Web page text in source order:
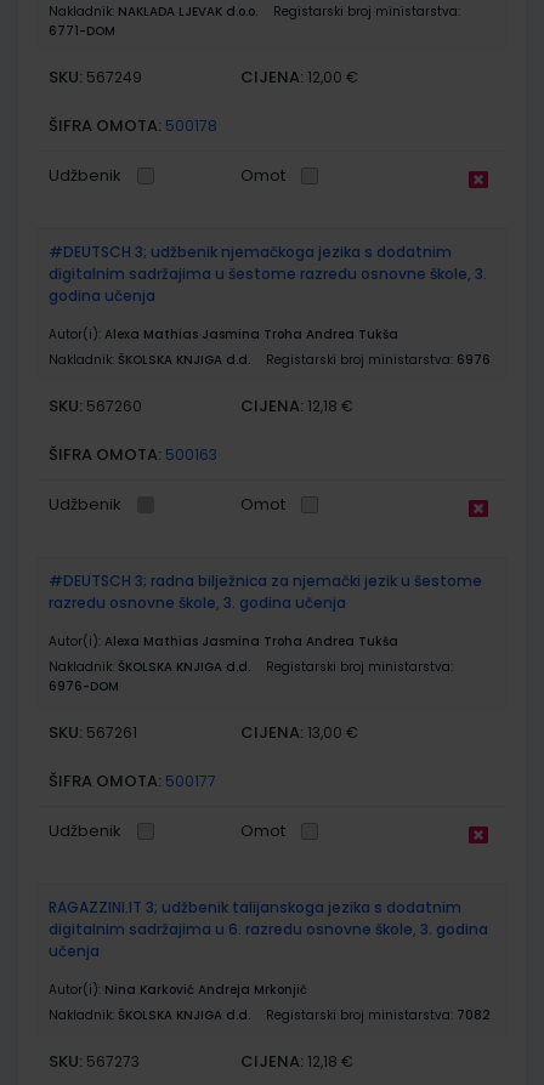
Nakladnik: NAKLADA LJEVAK d.o.o.
Registarski broj ministarstva:
6771-DOM
SKU: 567249 CIJENA: 12,00 €
ŠIFRA OMOTA: 500178
Udžbenik Omot
#DEUTSCH 3; udžbenik njemačkoga jezika s dodatnim
digitalnim sadržajima u šestome razredu osnovne škole, 3.
godina učenja
Autor(i): Alexa Mathias Jasmina Troha Andrea Tukša
Nakladnik: ŠKOLSKA KNJIGA d.d. Registarski broj ministarstva: 6976
SKU: 567260 CIJENA: 12,18 €
ŠIFRA OMOTA: 500163
Udžbenik Omot
#DEUTSCH 3; radna bilježnica za njemački jezik u šestome
razredu osnovne škole, 3. godina učenja
Autor(i): Alexa Mathias Jasmina Troha Andrea Tukša
Nakladnik: ŠKOLSKA KNJIGA d.d.
Registarski broj ministarstva:
6976-DOM
SKU: 567261 CIJENA: 13,00 €
ŠIFRA OMOTA: 500177
Udžbenik Omot
RAGAZZINI.IT 3; udžbenik talijanskoga jezika s dodatnim
digitalnim sadržajima u 6. razredu osnovne škole, 3. godina
učenja
Autor(i): Nina Karković Andreja Mrkonjić
Nakladnik: ŠKOLSKA KNJIGA d.d. Registarski broj ministarstva: 7082
SKU: 567273 CIJENA: 12,18 €